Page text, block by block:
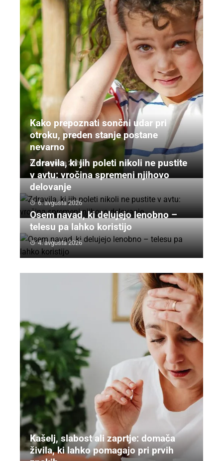
Kako prepoznati sončni udar pri
otroku, preden stanje postane
nevarno
6. avgusta 2026
Zdravila, ki jih poleti nikoli ne pustite
v avtu: vročina spremeni njihovo
delovanje
6. avgusta 2026
Osem navad, ki delujejo lenobno –
telesu pa lahko koristijo
4. avgusta 2026
Kašelj, slabost ali zaprtje: domača
živila, ki lahko pomagajo pri prvih